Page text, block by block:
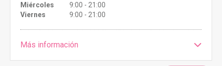
Miércoles
9:00 - 21:00
Viernes
9:00 - 21:00
Más información